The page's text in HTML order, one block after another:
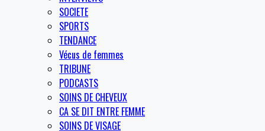
SOCIETE
SPORTS
TENDANCE
Vécus de femmes
TRIBUNE
PODCASTS
SOINS DE CHEVEUX
CA SE DIT ENTRE FEMME
SOINS DE VISAGE